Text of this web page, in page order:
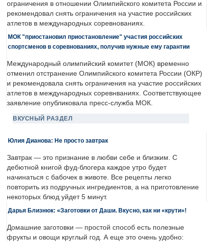
ограничения в отношении Олимпийского комитета России и
рекомендовал снять ограничения на участие российских
атлетов в международных соревнованиях.
МОК "приостановил приостановление" участия российских
спортсменов в соревнованиях, получив нужные ему гарантии
Международный олимпийский комитет (МОК) временно
отменил отстранение Олимпийского комитета России (ОКР)
и рекомендовала снять ограничения на участие российских
атлетов в международных соревнваниях. Соответствующее
заявление опубликовала пресс-служба МОК.
ВКУСНЫЙ РАЗДЕЛ
Юлия Дианова: Не просто завтрак
Завтрак — это признание в любви себе и близким. С
дебютной книгой фуд-блогера каждое утро будет
начинаться с бабочек в животе. Все рецепты легко
повторить из подручных ингредиентов, а на приготовление
некоторых блюд уйдет 5 минут.
Дарья Близнюк: «Заготовки от Даши. Вкусно, как ни «крути»!
Домашние заготовки — простой способ есть полезные
фрукты и овощи круглый год. А еще это очень удобно: